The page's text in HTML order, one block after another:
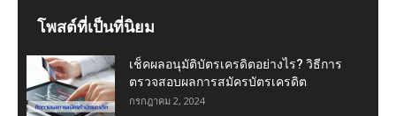
โพสต์ที่เป็นที่นิยม
เช็คผลอนุมัติบัตรเครดิตอย่างไร? วิธีการ
ตรวจสอบผลการสมัครบัตรเครดิต
กรกฎาคม 2, 2024